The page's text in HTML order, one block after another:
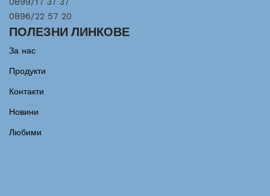
0896/22 57 20
ПОЛЕЗНИ ЛИНКОВЕ
За нас
Продукти
Контакти
Новини
Любими